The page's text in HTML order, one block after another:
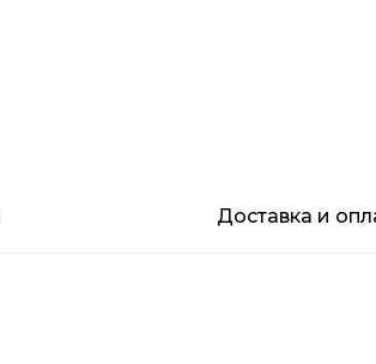
Доставка и